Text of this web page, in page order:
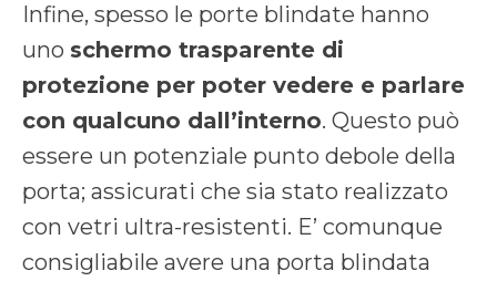
Infine, spesso le porte blindate hanno
uno schermo trasparente di
protezione per poter vedere e parlare
con qualcuno dall’interno. Questo può
essere un potenziale punto debole della
porta; assicurati che sia stato realizzato
con vetri ultra-resistenti. E’ comunque
consigliabile avere una porta blindata